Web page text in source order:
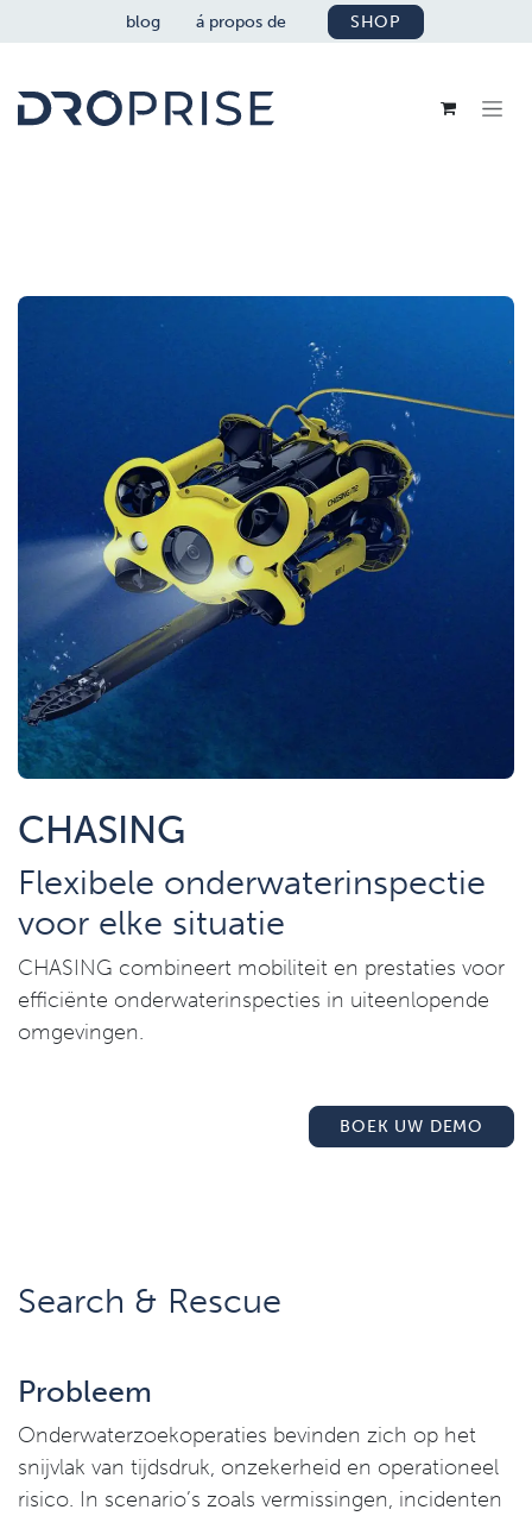
SE RENDRE AU CONTENU
blog á propos de SHOP
CHASING
Flexibele onderwaterinspectie
voor elke situatie
CHASING combineert mobiliteit en prestaties voor
efficiënte onderwaterinspecties in uiteenlopende
omgevingen.
BOEK UW DEMO
Search & Rescue
Probleem
Onderwaterzoekoperaties bevinden zich op het
snijvlak van tijdsdruk, onzekerheid en operationeel
risico. In scenario’s zoals vermissingen, incidenten